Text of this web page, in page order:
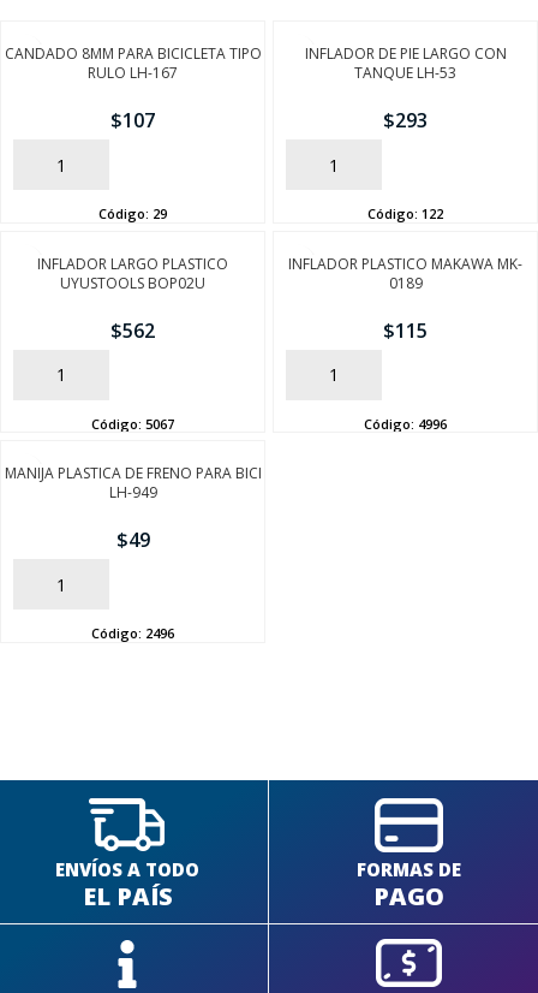
CANDADO 8MM PARA BICICLETA TIPO
RULO LH-167
$107
AÑADIR
Código: 29
INFLADOR DE PIE LARGO CON
TANQUE LH-53
$293
AÑADIR
Código: 122
INFLADOR LARGO PLASTICO
UYUSTOOLS BOP02U
$562
AÑADIR
Código: 5067
INFLADOR PLASTICO MAKAWA MK-
0189
$115
AÑADIR
Código: 4996
MANIJA PLASTICA DE FRENO PARA BICI
LH-949
$49
AÑADIR
Código: 2496
ENVÍOS A TODO
EL PAÍS
FORMAS DE
PAGO